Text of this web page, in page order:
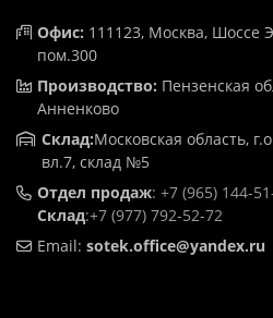
Офис: 111123, Москва, Шоссе
пом.300
Производство: Пензенская
Анненково
Склад:Московская область,
вл.7, склад №5
Отдел продаж: +7 (965) 144-
Склад:+7 (977) 792-52-72
Email: sotek.office@yandex.ru